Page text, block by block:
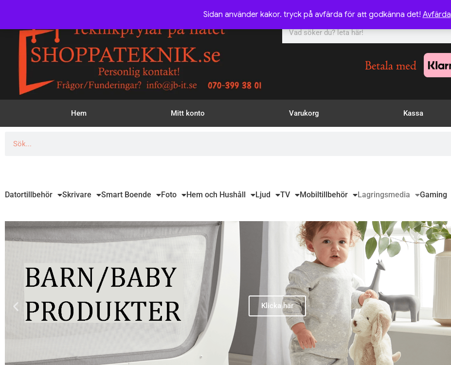
Sidan använder kakor. tryck på avfärda för att godkänna det! Avfärda
Hem Mitt konto Varukorg Kassa
Datortillbehör Skrivare Smart Boende Foto Hem och Hushåll Ljud TV Mobiltillbehör Lagringsmedia Gaming